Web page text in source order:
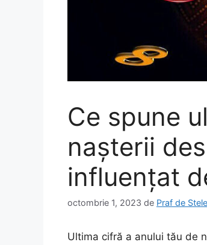
Ce spune
nașterii
influențat
octombrie 1, 2023 de Praf de Stele
Ultima cifră a anului tău de